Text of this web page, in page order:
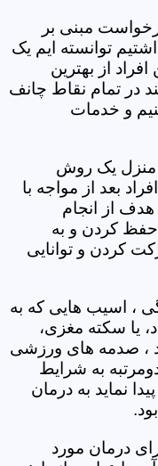
مبنی بر
توانسته ایم یک
از بهترین
در تمام نقاط چانف
و خدمات
منزل یک روش
بعد از مواجه با
از انجام
حفظ کردن و به
کردن و توانایی
، اسیب هایی که به
یا سکته مغزی،
، صدمه های ورزشی
به شرایط
نماید به درمان
درمان مورد